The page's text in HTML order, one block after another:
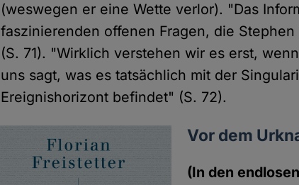
(weswegen er eine Wette verlor). "Das
faszinierenden offenen Fragen, die
(S. 71). "Wirklich verstehen wir es erst,
uns sagt, was es tatsächlich mit der
Ereignishorizont befindet" (S. 72).
Vor dem
(In den